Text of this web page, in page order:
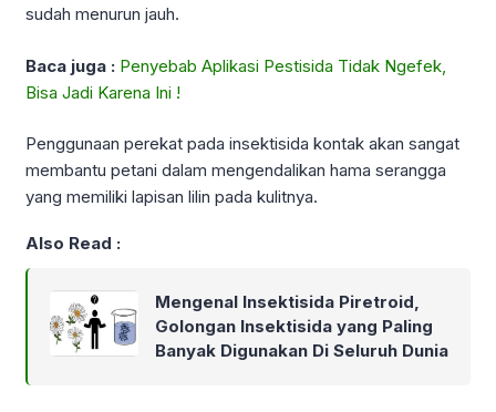
sudah menurun jauh.
Baca juga : Penyebab Aplikasi Pestisida Tidak Ngefek,
Bisa Jadi Karena Ini !
Penggunaan perekat pada insektisida kontak akan sangat
membantu petani dalam mengendalikan hama serangga
yang memiliki lapisan lilin pada kulitnya.
Also Read :
Mengenal Insektisida Piretroid,
Golongan Insektisida yang Paling
Banyak Digunakan Di Seluruh Dunia